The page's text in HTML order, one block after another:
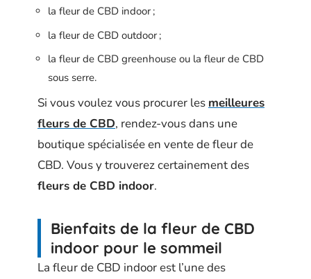
la fleur de CBD indoor ;
la fleur de CBD outdoor ;
la fleur de CBD greenhouse ou la fleur de CBD
sous serre.
Si vous voulez vous procurer les meilleures
fleurs de CBD, rendez-vous dans une
boutique spécialisée en vente de fleur de
CBD. Vous y trouverez certainement des
fleurs de CBD indoor.
Bienfaits de la fleur de CBD
indoor pour le sommeil
La fleur de CBD indoor est l’une des